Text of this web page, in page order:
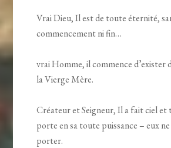
Vrai Dieu, Il est de toute éternité,
commencement ni fin…
vrai Homme, il commence d’exister
la Vierge Mère.
Créateur et Seigneur, Il a fait ciel et
porte en sa toute puissance – eux
porter.